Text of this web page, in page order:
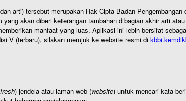
arti) tersebut merupakan Hak Cipta Badan Pengembangan
akan diberi keterangan tambahan dibagian akhir arti
manfaat yang luas. Aplikasi ini lebih bersifat
V (terbaru), silakan merujuk ke website resmi di
) jendela atau laman web (website) untuk mencari kata